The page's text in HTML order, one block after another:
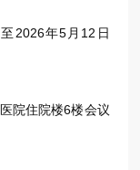
2026年5月12日
院住院楼6楼会议